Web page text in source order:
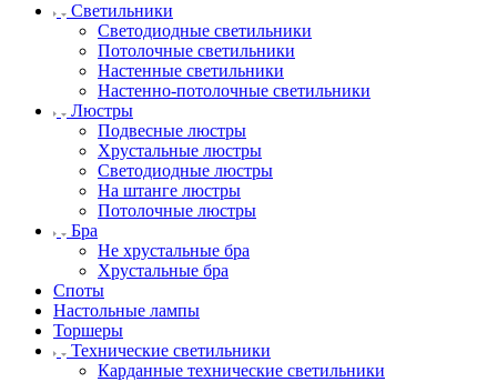
Светильники
Светодиодные светильники
Потолочные светильники
Настенные светильники
Настенно-потолочные светильники
Люстры
Подвесные люстры
Хрустальные люстры
Светодиодные люстры
На штанге люстры
Потолочные люстры
Бра
Не хрустальные бра
Хрустальные бра
Споты
Настольные лампы
Торшеры
Технические светильники
Карданные технические светильники